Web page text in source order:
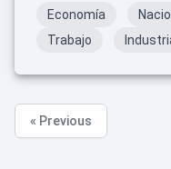
Economía
Trabajo
« Previous